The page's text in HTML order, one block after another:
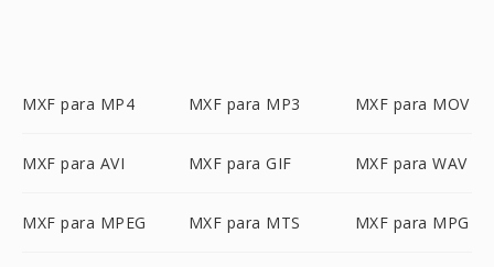
MXF para MP4 MXF para MP3 MXF para MOV
MXF para AVI MXF para GIF MXF para WAV
MXF para MPEG MXF para MTS MXF para MPG